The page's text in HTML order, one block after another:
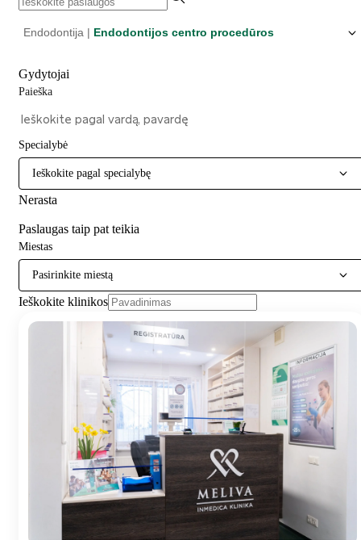
Endodontija | Endodontijos centro procedūros
Gydytojai
Paieška
Specialybė
Ieškokite pagal specialybę
Nerasta
Paslaugas taip pat teikia
Miestas
Pasirinkite miestą
Ieškokite klinikos